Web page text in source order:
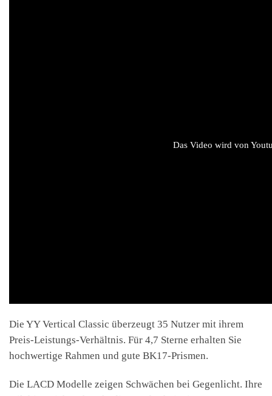
Das Video wird von
Die YY Vertical Classic überzeugt 35 Nutzer mit ihrem
Preis-Leistungs-Verhältnis. Für 4,7 Sterne erhalten Sie
hochwertige Rahmen und gute BK17-Prismen.
Die LACD Modelle zeigen Schwächen bei Gegenlicht. Ihre